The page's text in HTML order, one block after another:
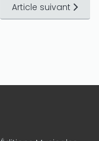
Article suivant